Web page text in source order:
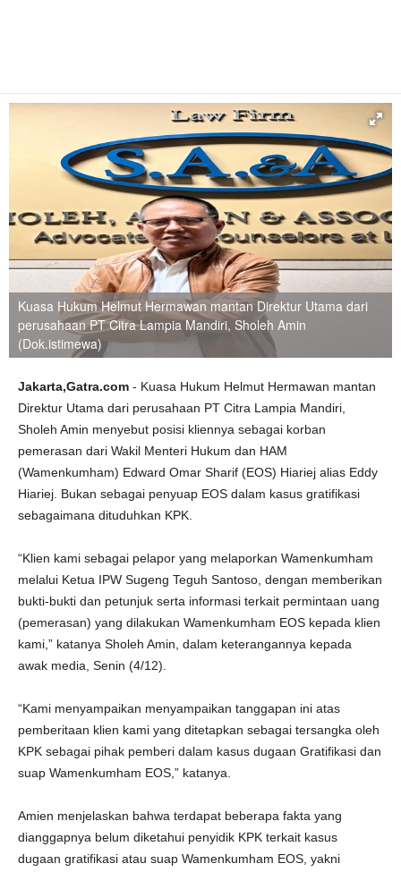
Kuasa Hukum Helmut Hermawan mantan Direktur Utama dari
perusahaan PT Citra Lampia Mandiri, Sholeh Amin
(Dok.istimewa)
Jakarta,Gatra.com - Kuasa Hukum Helmut Hermawan mantan
Direktur Utama dari perusahaan PT Citra Lampia Mandiri,
Sholeh Amin menyebut posisi kliennya sebagai korban
pemerasan dari Wakil Menteri Hukum dan HAM
(Wamenkumham) Edward Omar Sharif (EOS) Hiariej alias Eddy
Hiariej. Bukan sebagai penyuap EOS dalam kasus gratifikasi
sebagaimana dituduhkan KPK.
“Klien kami sebagai pelapor yang melaporkan Wamenkumham
melalui Ketua IPW Sugeng Teguh Santoso, dengan memberikan
bukti-bukti dan petunjuk serta informasi terkait permintaan uang
(pemerasan) yang dilakukan Wamenkumham EOS kepada klien
kami,” katanya Sholeh Amin, dalam keterangannya kepada
awak media, Senin (4/12).
“Kami menyampaikan menyampaikan tanggapan ini atas
pemberitaan klien kami yang ditetapkan sebagai tersangka oleh
KPK sebagai pihak pemberi dalam kasus dugaan Gratifikasi dan
suap Wamenkumham EOS,” katanya.
Amien menjelaskan bahwa terdapat beberapa fakta yang
dianggapnya belum diketahui penyidik KPK terkait kasus
dugaan gratifikasi atau suap Wamenkumham EOS, yakni